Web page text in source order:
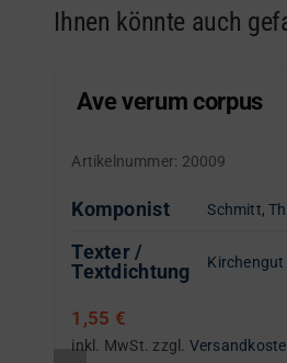
Ihnen könnte auch
Ave verum corpus
Artikelnummer: 20009
Komponist Schmitt,
Texter /
Textdichtung
Kirchengut
1,55 €
inkl. MwSt. zzgl.